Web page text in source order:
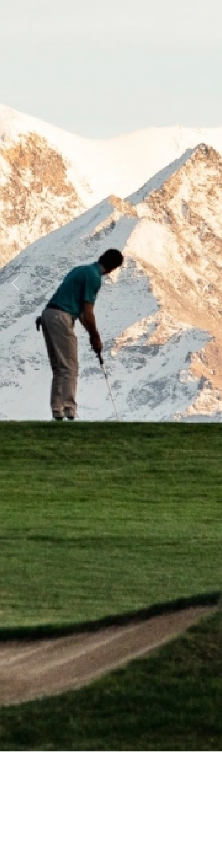
Previous Next